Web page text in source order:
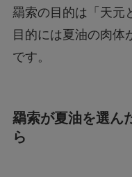
羂索の目的は「天元
目的には夏油の肉体
です。
羂索が夏油を選ん
ら